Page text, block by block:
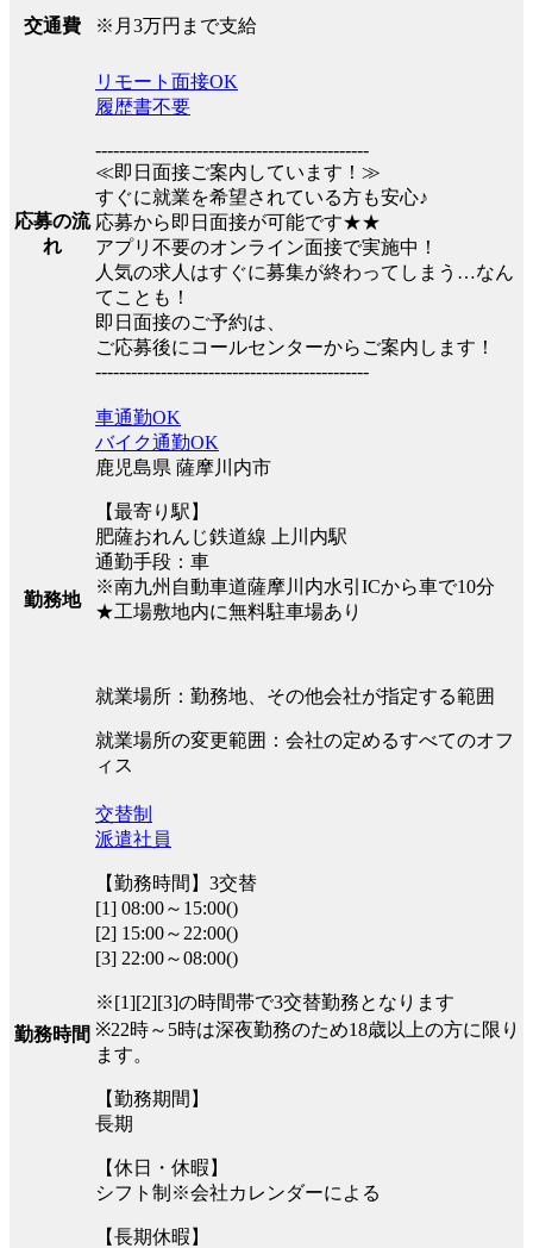
交通費 ※月3万円まで支給
応募の流
れ
リモート面接OK
履歴書不要
----------------------------------------------
≪即日面接ご案内しています！≫
すぐに就業を希望されている方も安心♪
応募から即日面接が可能です★★
アプリ不要のオンライン面接で実施中！
人気の求人はすぐに募集が終わってしまう…なん
てことも！
即日面接のご予約は、
ご応募後にコールセンターからご案内します！
----------------------------------------------
勤務地
車通勤OK
バイク通勤OK
鹿児島県 薩摩川内市
【最寄り駅】
肥薩おれんじ鉄道線 上川内駅
通勤手段：車
※南九州自動車道薩摩川内水引ICから車で10分
★工場敷地内に無料駐車場あり
就業場所：勤務地、その他会社が指定する範囲
就業場所の変更範囲：会社の定めるすべてのオフ
ィス
勤務時間
交替制
派遣社員
【勤務時間】3交替
[1] 08:00～15:00()
[2] 15:00～22:00()
[3] 22:00～08:00()
※[1][2][3]の時間帯で3交替勤務となります
※22時～5時は深夜勤務のため18歳以上の方に限り
ます。
【勤務期間】
長期
【休日・休暇】
シフト制※会社カレンダーによる
【長期休暇】